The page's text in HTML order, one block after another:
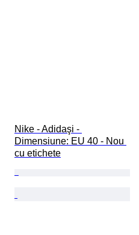
Nike - Adidaşi -
Dimensiune: EU 40 - Nou
cu etichete